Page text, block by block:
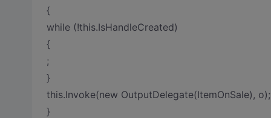
{
while (!this.IsHandleCreated)
{
;
}
this.Invoke(new OutputDelegate(ItemOnSale), o);
}